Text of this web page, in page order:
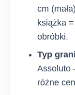
cm
książka
obróbki.
Typ
Assoluto
różne